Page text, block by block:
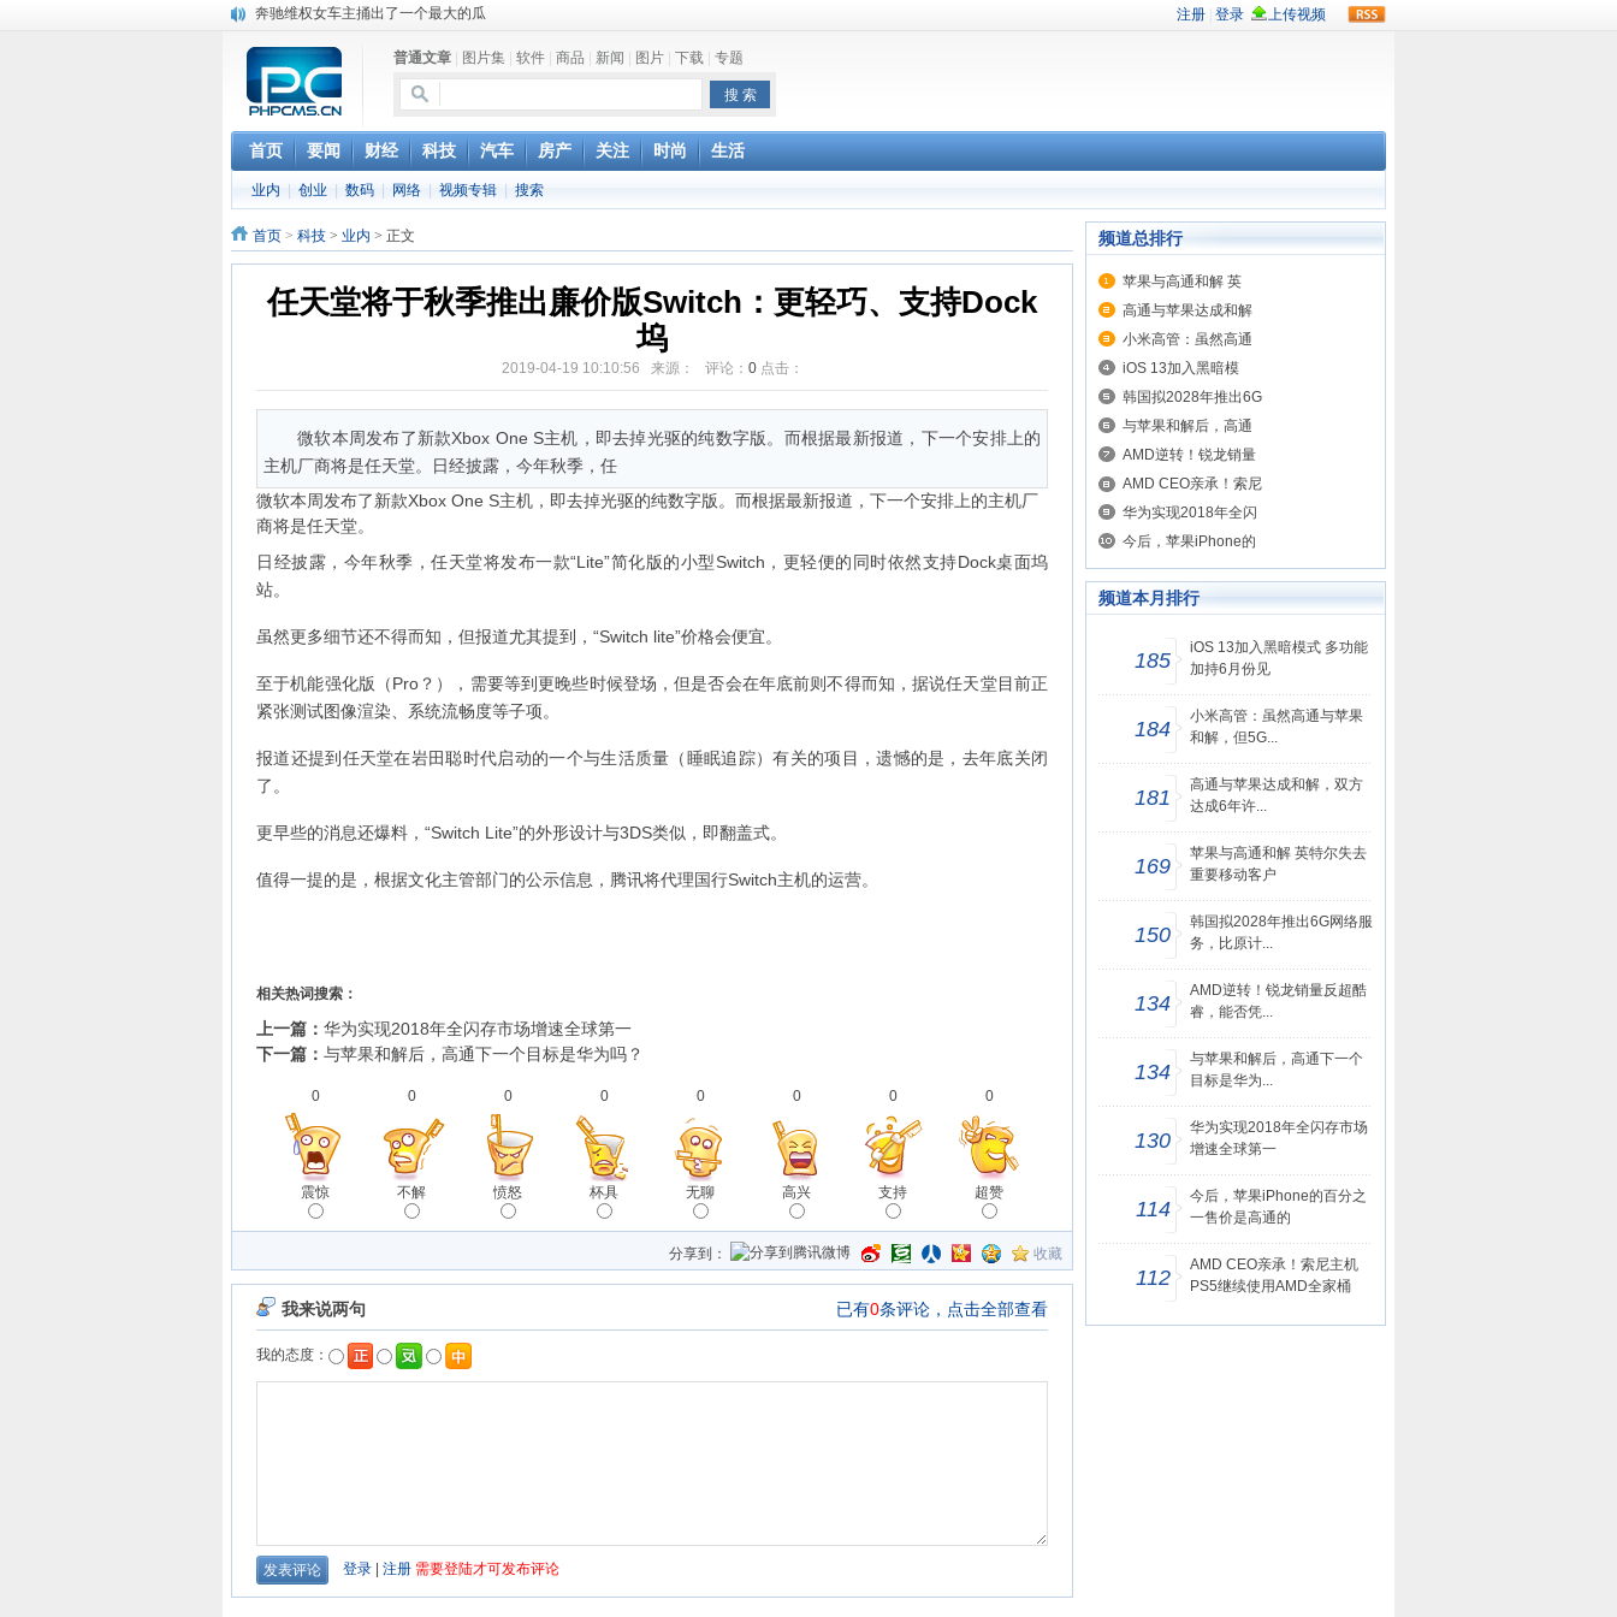
奔驰维权女车主捅出了一个最大的瓜
DS四款新能源车型上海车展亚洲首秀
苹果与高通和解 英特尔失去重要移动客户
小米高管：虽然高通与苹果和解，但5G iPhone最快明年下半年发布
iOS 13加入黑暗模式 多功能加持6月份见
高通与苹果达成和解，双方达成6年许可协议
巴黎圣母院大火肆虐，人类文明的一场浩劫
普通文章 图片集 软件 商品 新闻 图片 下载 专题
首页 要闻 财经 科技 汽车 房产 关注 时尚 生活
业内 创业 数码 网络 视频专辑 搜索
首页 > 科技 > 业内 > 正文
任天堂将于秋季推出廉价版Switch：更轻巧、支持Dock
坞
2019-04-19 10:10:56 来源： 评论： 0点击：
微软本周发布了新款Xbox One S主机，即去掉光驱的纯数字版。而根据最新报道，下一个安排上的
主机厂商将是任天堂。日经披露，今年秋季，任
微软本周发布了新款Xbox One S主机，即去掉光驱的纯数字版。而根据最新报道，下一个安排上的主机厂
商将是任天堂。
日经披露，今年秋季，任天堂将发布一款“Lite”简化版的小型Switch，更轻便的同时依然支持Dock桌面坞
站。
虽然更多细节还不得而知，但报道尤其提到，“Switch lite”价格会便宜。
至于机能强化版（Pro？），需要等到更晚些时候登场，但是否会在年底前则不得而知，据说任天堂目前正
紧张测试图像渲染、系统流畅度等子项。
报道还提到任天堂在岩田聪时代启动的一个与生活质量（睡眠追踪）有关的项目，遗憾的是，去年底关闭
了。
更早些的消息还爆料，“Switch Lite”的外形设计与3DS类似，即翻盖式。
值得一提的是，根据文化主管部门的公示信息，腾讯将代理国行Switch主机的运营。
相关热词搜索：
上一篇： 华为实现2018年全闪存市场增速全球第一
下一篇： 与苹果和解后，高通下一个目标是华为吗？
0
震惊
0
不解
0
愤怒
0
杯具
0
无聊
0
高兴
0
支持
0
超赞
分享到： 收藏
频道总排行
苹果与高通和解 英
高通与苹果达成和解
小米高管：虽然高通
iOS 13加入黑暗模
韩国拟2028年推出6G
与苹果和解后，高通
AMD逆转！锐龙销量
AMD CEO亲承！索尼
华为实现2018年全闪
今后，苹果iPhone的
频道本月排行
185
iOS 13加入黑暗模式 多功能
加持6月份见
184
小米高管：虽然高通与苹果
和解，但5G...
181
高通与苹果达成和解，双方
达成6年许...
169
苹果与高通和解 英特尔失去
重要移动客户
150
韩国拟2028年推出6G网络服
务，比原计...
134
AMD逆转！锐龙销量反超酷
睿，能否凭...
134
与苹果和解后，高通下一个
目标是华为...
130
华为实现2018年全闪存市场
增速全球第一
114
今后，苹果iPhone的百分之
一售价是高通的
112
AMD CEO亲承！索尼主机
PS5继续使用AMD全家桶